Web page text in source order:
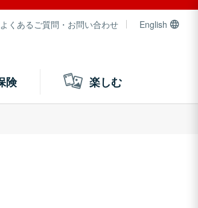
よくあるご質問・お問い合わせ English
険 楽しむ